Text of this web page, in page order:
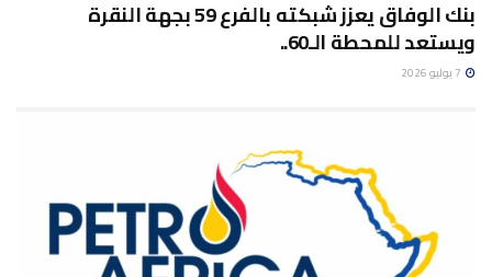
بنك الوفاق يعزز شبكته بالفرع 59 بجهة النقرة
ويستعد للمحطة الـ60..